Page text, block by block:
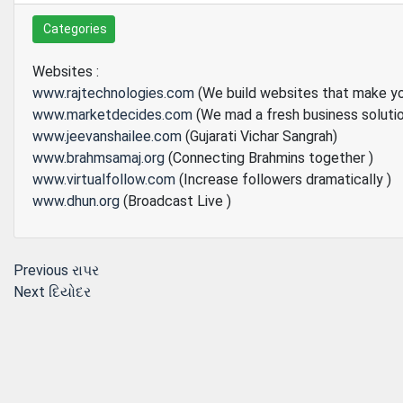
Categories
Websites :
www.rajtechnologies.com (We build websites that make
www.marketdecides.com (We mad a fresh business
www.jeevanshailee.com (Gujarati Vichar Sangrah)
www.brahmsamaj.org (Connecting Brahmins together )
www.virtualfollow.com (Increase followers dramatically )
www.dhun.org (Broadcast Live )
Post
Previous Previous
post:
રાપર
Next Next
દિયોદર